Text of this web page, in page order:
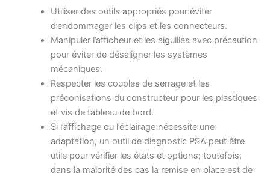
Utiliser des outils appropriés pour éviter
d’endommager les clips et les connecteurs.
Manipuler l’afficheur et les aiguilles avec précaution
pour éviter de désaligner les systèmes
mécaniques.
Respecter les couples de serrage et les
préconisations du constructeur pour les plastiques
et vis de tableau de bord.
Si l’affichage ou l’éclairage nécessite une
adaptation, un outil de diagnostic PSA peut être
utile pour vérifier les états et options; toutefois,
dans la majorité des cas la remise en place est de